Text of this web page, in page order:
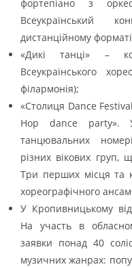
фортепіано з
Всеукраїнський
дистанційному
«Дикі танці» –
Всеукраїнського
філармонія);
«Столиця Dance
Hop dance party».
танцювальних
різних вікових груп,
Три перших місця та
хореографічного
У Кропивницькому
На участь в
заявки понад 40
музичних жанрах: